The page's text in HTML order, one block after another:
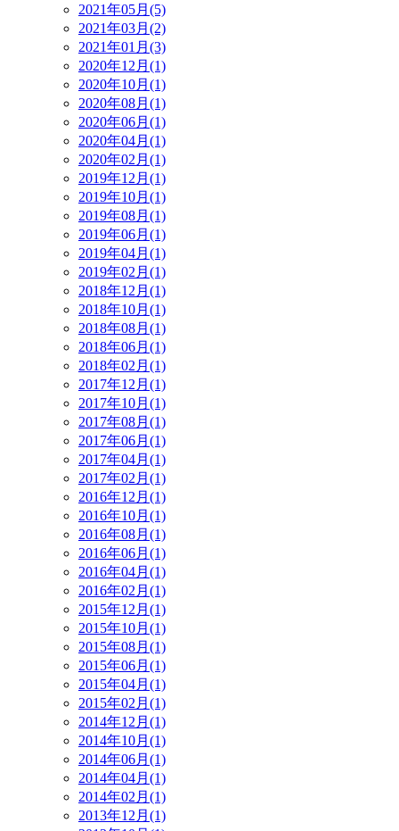
2021年05月(5)
2021年03月(2)
2021年01月(3)
2020年12月(1)
2020年10月(1)
2020年08月(1)
2020年06月(1)
2020年04月(1)
2020年02月(1)
2019年12月(1)
2019年10月(1)
2019年08月(1)
2019年06月(1)
2019年04月(1)
2019年02月(1)
2018年12月(1)
2018年10月(1)
2018年08月(1)
2018年06月(1)
2018年02月(1)
2017年12月(1)
2017年10月(1)
2017年08月(1)
2017年06月(1)
2017年04月(1)
2017年02月(1)
2016年12月(1)
2016年10月(1)
2016年08月(1)
2016年06月(1)
2016年04月(1)
2016年02月(1)
2015年12月(1)
2015年10月(1)
2015年08月(1)
2015年06月(1)
2015年04月(1)
2015年02月(1)
2014年12月(1)
2014年10月(1)
2014年06月(1)
2014年04月(1)
2014年02月(1)
2013年12月(1)